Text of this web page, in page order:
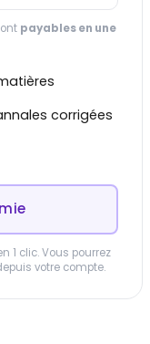
payables en une
corrigées
1 clic. Vous pourrez
votre compte.